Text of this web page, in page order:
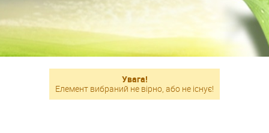
Увага!
Елемент вибраний не вірно, або не існує!